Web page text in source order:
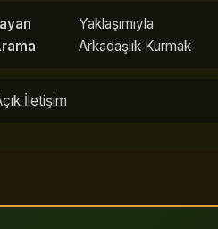
Yaklaşımıyla
Arkadaşlık Kurmak
İletişim